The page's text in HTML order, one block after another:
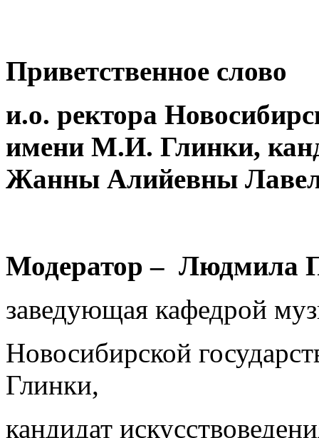
Приветственное слово
и.о. ректора
имени М.И. Глинки,
Жанны Алийевны
Модератор – Людмила
заведующая кафедрой
Новосибирской
Глинки,
кандидат